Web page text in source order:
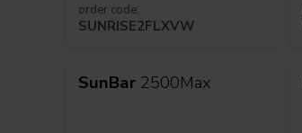
order code:
SUNRISE2FLXVW
SunBar 2500Max